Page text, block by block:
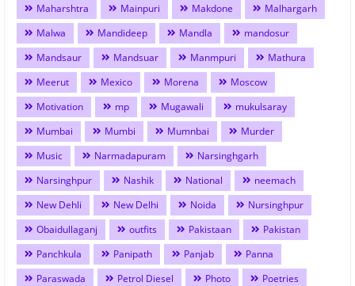
Maharshtra
Mainpuri Makdone
Malhargarh
Malwa
Mandideep Mandla
mandosur
Mandsaur
Mandsuar Manmpuri
Mathura
Meerut
Mexico Morena
Moscow
Motivation
mp Mugawali
mukulsaray
Mumbai
Mumbi Mumnbai
Murder
Music
Narmadapuram
Narsinghgarh
Narsinghpur
Nashik National
neemach
New Dehli
New Delhi Noida
Nursinghpur
Obaidullaganj
outfits Pakistaan
Pakistan
Panchkula
Panipath Panjab
Panna
Paraswada
Petrol Diesel Photo
Poetries